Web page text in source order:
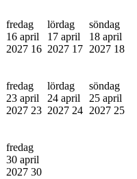
fredag
16 april
2027 16
lördag
17 april
2027 17
söndag
18 april
2027 18
fredag
23 april
2027 23
lördag
24 april
2027 24
söndag
25 april
2027 25
fredag
30 april
2027 30